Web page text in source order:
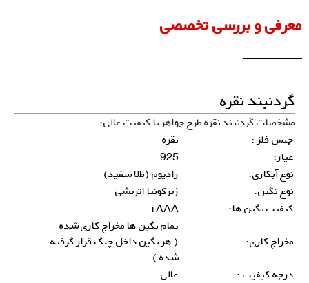
معرفی و بررسی تخصصی
گردنبند نقره
مشخصات گردنبند نقره طرح جواهر با کیفیت عالی:
جنس فلز :
نقره
عیار:
925
نوع آبکاری:
رادیوم (طلا سفید)
نوع نگین:
زیرکونیا اتریشی
کیفیت نگین ها:
AAA+
مخراج کاری:
تمام نگین ها مخراج کاری شده
( هر نگین داخل چنگ قرار گرفته
شده )
درجه کیفیت :
عالی